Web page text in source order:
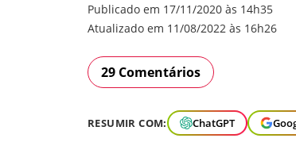
Publicado em 17/11/2020 às 14h35
Atualizado em 11/08/2022 às 16h26
29 Comentários
RESUMIR COM: ChatGPT